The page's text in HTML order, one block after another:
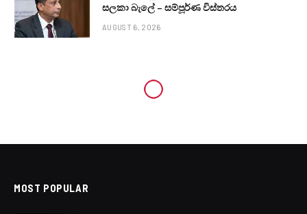
සලකා බැලේ – සම්පූර්ණ විස්තරය
AUGUST 6, 2026
MOST POPULAR